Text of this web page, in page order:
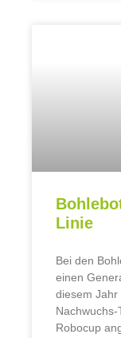
Linie
Bei den
einen
diesem Jahr
Robocup